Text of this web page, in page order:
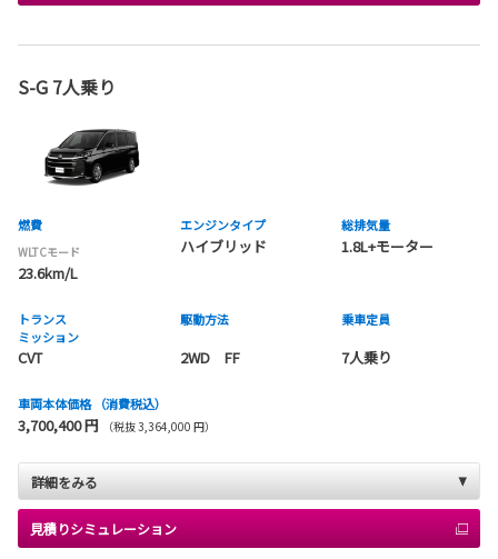
S-G 7人乗り
燃費
WLTCモード
23.6km/L
エンジンタイプ
ハイブリッド
総排気量
1.8L+モーター
トランス
ミッション
CVT
駆動方法
2WD FF
乗車定員
7人乗り
車両本体価格 （消費税込）
3,700,400 円 （税抜 3,364,000 円）
詳細をみる
見積りシミュレーション